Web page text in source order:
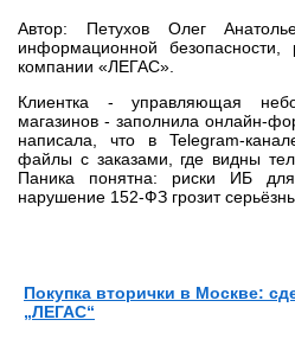
Автор: Петухов Олег
информационной безопасности,
компании «ЛЕГАС».
Клиентка - управляющая
магазинов - заполнила
написала, что в
файлы с заказами, где видны
Паника понятна: риски ИБ
нарушение 152‑ФЗ грозит
Покупка вторички в Москве:
„ЛЕГАС“